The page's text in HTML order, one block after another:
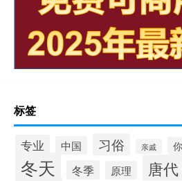
标签
专业 中国 习俗 亲戚
冬天 冬季 原理 唐代